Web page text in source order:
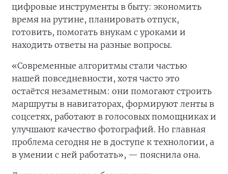
цифровые инструменты в быту: экономить
время на рутине, планировать отпуск,
готовить, помогать внукам с уроками и
находить ответы на разные вопросы.
«Современные алгоритмы стали частью
нашей повседневности, хотя часто это
остаётся незаметным: они помогают строить
маршруты в навигаторах, формируют ленты в
соцсетях, работают в голосовых помощниках и
улучшают качество фотографий. Но главная
проблема сегодня не в доступе к технологии, а
в умении с ней работать», — пояснила она.